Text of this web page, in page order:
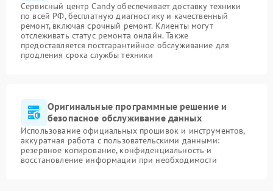
Сервисный центр Candy обеспечивает доставку техники
по всей РФ, бесплатную диагностику и качественный
ремонт, включая срочный ремонт. Клиенты могут
отслеживать статус ремонта онлайн. Также
предоставляется постгарантийное обслуживание для
продления срока службы техники
Оригинальные программные решение и
безопасное обслуживание данных
Использование официальных прошивок и инструментов,
аккуратная работа с пользовательскими данными:
резервное копирование, конфиденциальность и
восстановление информации при необходимости